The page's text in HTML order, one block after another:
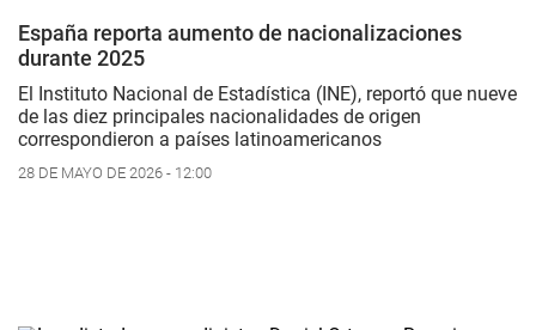
España reporta aumento de nacionalizaciones
durante 2025
El Instituto Nacional de Estadística (INE), reportó que nueve
de las diez principales nacionalidades de origen
correspondieron a países latinoamericanos
28 DE MAYO DE 2026 - 12:00